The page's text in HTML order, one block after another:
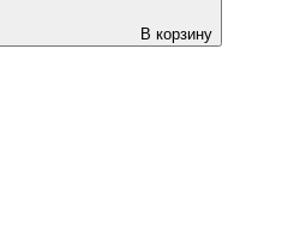
В корзину